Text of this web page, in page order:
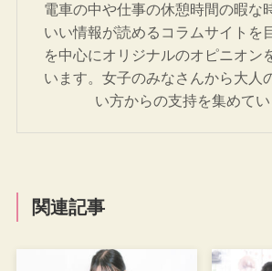
電車の中や仕事の休憩時間の暇な
いい情報が読めるコラムサイトを
を中心にオリジナルのオピニオン
います。女子のみなさんから大人
い方からの支持を集めてい
関連記事